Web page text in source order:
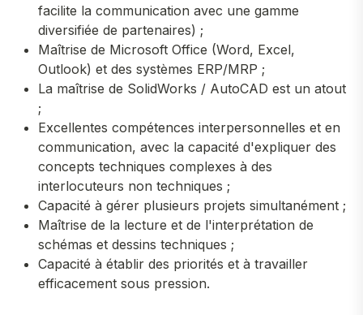
facilite la communication avec une gamme
diversifiée de partenaires) ;
Maîtrise de Microsoft Office (Word, Excel,
Outlook) et des systèmes ERP/MRP ;
La maîtrise de SolidWorks / AutoCAD est un atout
;
Excellentes compétences interpersonnelles et en
communication, avec la capacité d'expliquer des
concepts techniques complexes à des
interlocuteurs non techniques ;
Capacité à gérer plusieurs projets simultanément ;
Maîtrise de la lecture et de l'interprétation de
schémas et dessins techniques ;
Capacité à établir des priorités et à travailler
efficacement sous pression.